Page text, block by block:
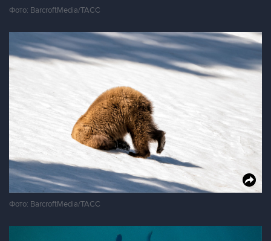
Фото: BarcroftMedia/ТАСС
Фото: BarcroftMedia/ТАСС